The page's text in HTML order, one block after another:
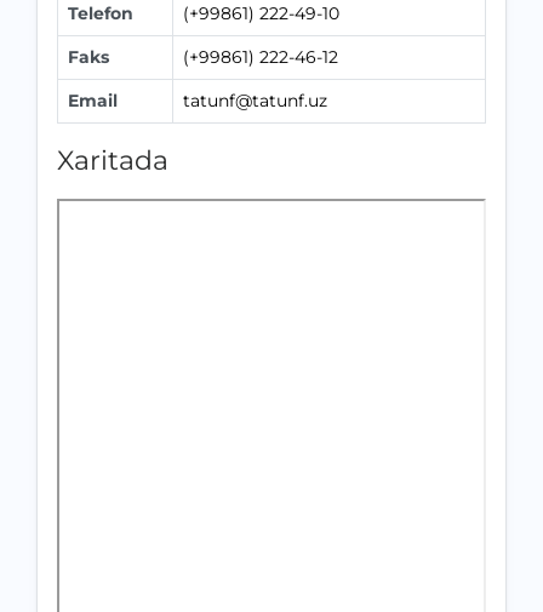
Telefon
(+99861) 222-49-10
Faks
(+99861) 222-46-12
Email
tatunf@tatunf.uz
Xaritada